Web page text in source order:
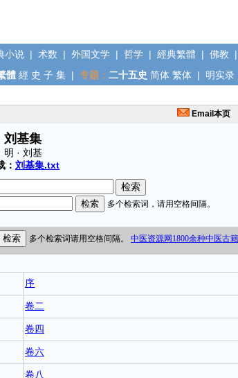
小说 | 术数 | 外国文学 | 哲学 | 經典繁體 | 佛教 |
體 經 史 子 集 | 专题： 二十五史 简体 繁体 | 明实录
Email本页
刘基集
明 · 刘基
： 刘基集.txt
序
卷二
卷四
卷六
卷八